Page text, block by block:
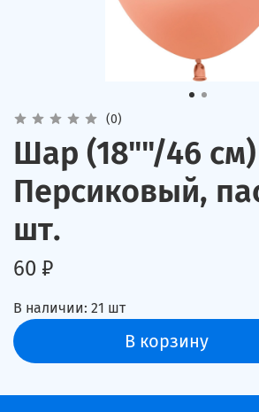
(0)
Шар (18""/46 см)
Персиковый,
шт.
60 ₽
В наличии: 21 шт
В корзину